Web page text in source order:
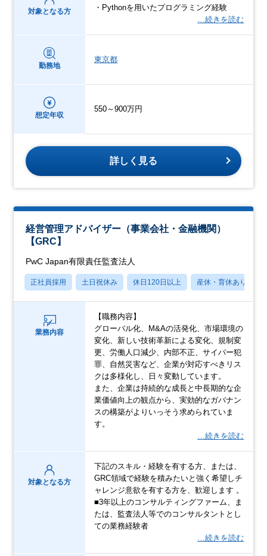
対象となる方
・Pythonを用いたプログラミング経験
…続きを読む
勤務地
東京都
想定年収
550～900万円
詳しく見る
経営管理アドバイザー（事業会社・金融機関）
【GRC】
PwC Japan有限責任監査法人
正社員採用 土日祝休み 休日120日以上 産休・育休あり
業務内容
【職務内容】
グローバル化、M&Aの活発化、市場環境の
変化、新しい技術革新による変化、規制変
更、労働人口減少、内部不正、サイバー犯
罪、自然災害など、企業が対応すべきリス
クは多様化し、日々変動しています。
また、企業は持続的な成長と中長期的な企
業価値向上の観点から、実効的なガバナン
スの構築がよりいっそう求められていま
す。
…続きを読む
対象となる方
下記のスキル・経験を有する方、または、
GRC領域で経験を積みたいと強く希望しチ
ャレンジ意欲を有する方を、歓迎します 。
■3年以上のコンサルティングファーム、ま
たは、監査法人等でのコンサルタントとし
ての業務経験者
…続きを読む